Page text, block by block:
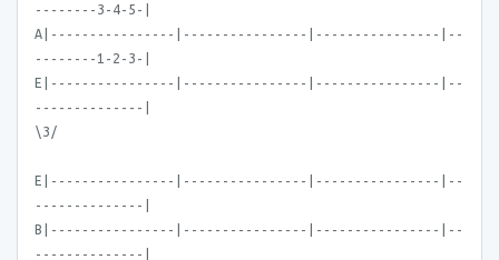
--------3-4-5-|
A|----------------|----------------|----------------|--
--------1-2-3-|
E|----------------|----------------|----------------|--
--------------|
\3/
E|----------------|----------------|----------------|--
--------------|
B|----------------|----------------|----------------|--
--------------|